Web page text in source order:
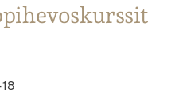
18